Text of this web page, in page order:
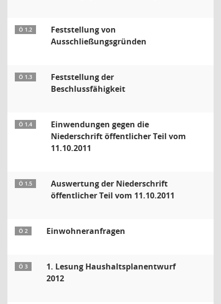
Ö 1.2
Feststellung von
Ausschließungsgründen
Ö 1.3
Feststellung der
Beschlussfähigkeit
Ö 1.4
Einwendungen gegen die
Niederschrift öffentlicher Teil vom
11.10.2011
Ö 1.5
Auswertung der Niederschrift
öffentlicher Teil vom 11.10.2011
Ö 2 Einwohneranfragen
Ö 3
1. Lesung Haushaltsplanentwurf
2012